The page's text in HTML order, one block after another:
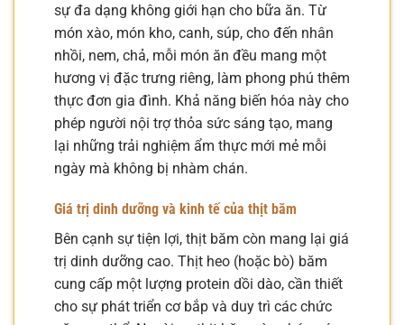
sự đa dạng không giới hạn cho bữa ăn. Từ
món xào, món kho, canh, súp, cho đến nhân
nhồi, nem, chả, mỗi món ăn đều mang một
hương vị đặc trưng riêng, làm phong phú thêm
thực đơn gia đình. Khả năng biến hóa này cho
phép người nội trợ thỏa sức sáng tạo, mang
lại những trải nghiệm ẩm thực mới mẻ mỗi
ngày mà không bị nhàm chán.
Giá trị dinh dưỡng và kinh tế của thịt băm
Bên cạnh sự tiện lợi, thịt băm còn mang lại giá
trị dinh dưỡng cao. Thịt heo (hoặc bò) băm
cung cấp một lượng protein dồi dào, cần thiết
cho sự phát triển cơ bắp và duy trì các chức